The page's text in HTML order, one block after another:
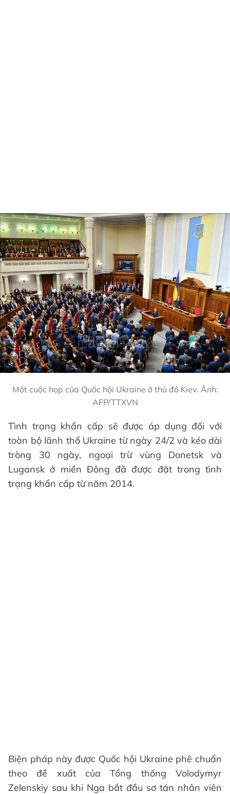
Một cuộc họp của Quốc hội Ukraine ở thủ đô Kiev. Ảnh:
AFP/TTXVN
Tình trạng khẩn cấp sẽ được áp dụng đối với
toàn bộ lãnh thổ Ukraine từ ngày 24/2 và kéo dài
tròng 30 ngày, ngoại trừ vùng Donetsk và
Lugansk ở miền Đông đã được đặt trong tình
trạng khẩn cấp từ năm 2014.
Biện pháp này được Quốc hội Ukraine phê chuẩn
theo đề xuất của Tổng thống Volodymyr
Zelenskiy sau khi Nga bắt đầu sơ tán nhân viên